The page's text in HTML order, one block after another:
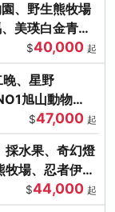
、野生熊牧場
美瑛白金青
$40,000 起
、星野
旭山動物
$47,000 起
採水果、奇幻燈
場、忍者伊達
$44,000 起